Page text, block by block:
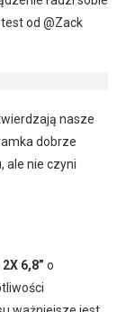
od @Zack
nasze
dobrze
ale nie czyni
6,8” o